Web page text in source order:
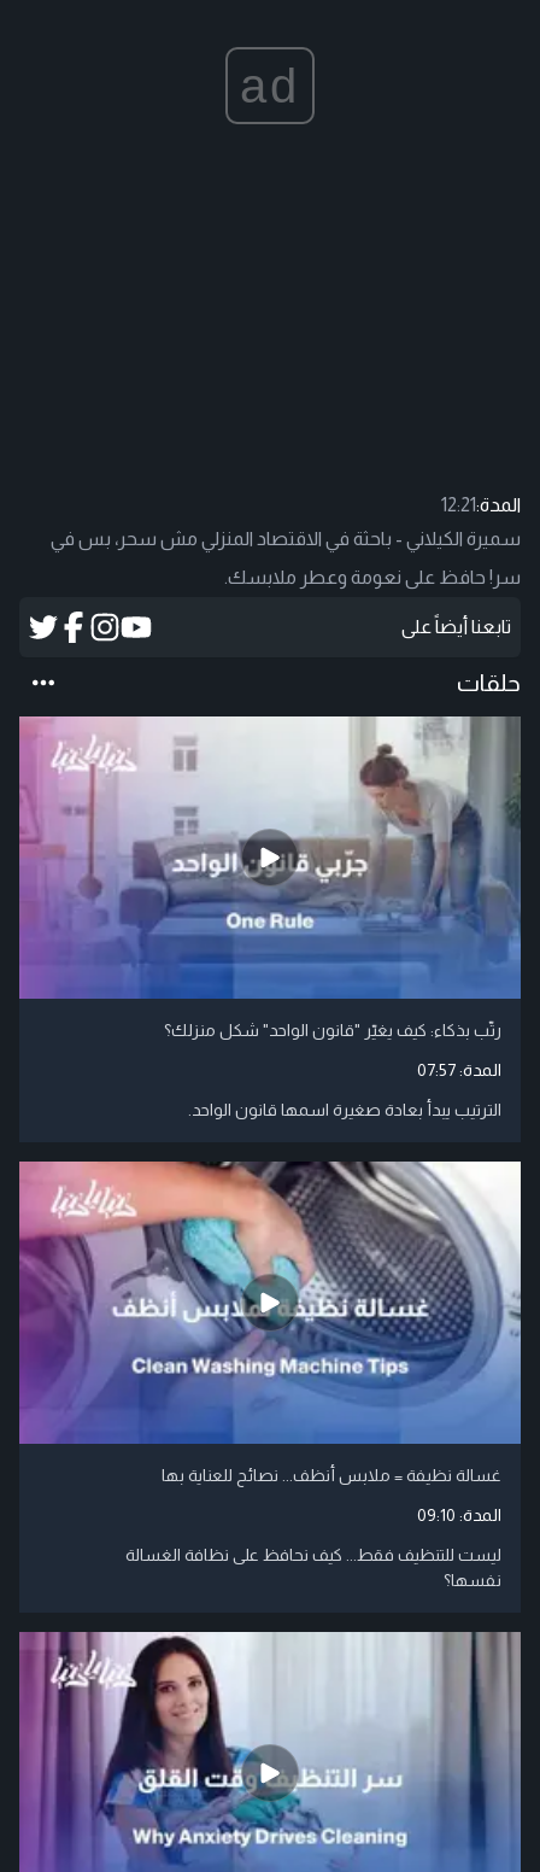
ad
المدة:12:21
سميرة الكيلاني - باحثة في الاقتصاد المنزلي مش سحر، بس في
سر! حافظ على نعومة وعطر ملابسك.
تابعنا أيضاً على
حلقات
رتّب بذكاء: كيف يغيّر "قانون الواحد" شكل منزلك؟
المدة:07:57
الترتيب يبدأ بعادة صغيرة اسمها قانون الواحد.
غسالة نظيفة = ملابس أنظف... نصائح للعناية بها
المدة: 09:10
ليست للتنظيف فقط... كيف نحافظ على نظافة الغسالة
نفسها؟